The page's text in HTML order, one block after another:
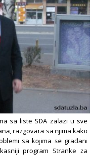
sa liste SDA zalazi u sve
razgovara sa njima kako
sa kojima se građani
program Stranke za